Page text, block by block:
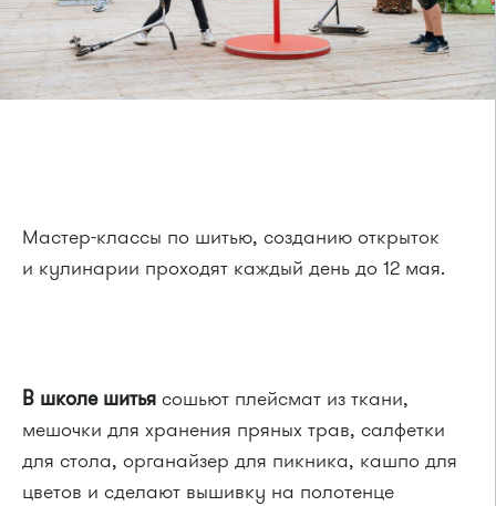
Мастер-классы по шитью, созданию открыток
и кулинарии проходят каждый день до 12 мая.
В школе шитья сошьют плейсмат из ткани,
мешочки для хранения пряных трав, салфетки
для стола, органайзер для пикника, кашпо для
цветов и сделают вышивку на полотенце